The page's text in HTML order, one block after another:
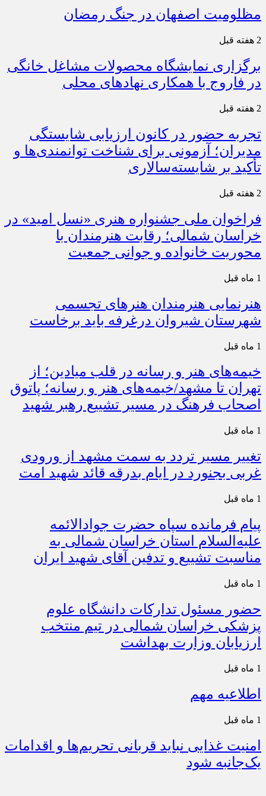
مظلومیت اصفهان در جنگ رمضان
2 هفته قبل
برگزاری نمایشگاه محصولات مشاغل خانگی
در فاروج با همکاری نهادهای محلی
2 هفته قبل
تجربه حضور در کانون ارزیابی شایستگی
مدیران؛ آزمونی برای شناخت توانمندی‌ها و
تأکید بر شایسته‌سالاری
2 هفته قبل
فراخوان ملی جشنواره هنری «نسل امید» در
خراسان شمالی؛ رقابت هنرمندان با
محوریت خانواده و جوانی جمعیت
1 ماه قبل
هنرنمایی هنرمندان هنرهای تجسمی
شهرستان شیروان درغرفه باید برخاست
1 ماه قبل
خیمه‌های هنر و رسانه در قلب میادین؛ از
تهران تا مشهد/خیمه‌های هنر و رسانه؛ پاتوق
اصحاب فرهنگ در مسیر تشییع رهبر شهید
1 ماه قبل
تغییر مسیر تردد به سمت مشهد از ورودی
غربی بجنورد در ایام بدرقه قائد شهید امت
1 ماه قبل
پیام فرمانده سپاه حضرت جوادالائمه
علیه‌السلام استان خراسان شمالی به
مناسبت تشییع و تدفین آقای شهید ایران
1 ماه قبل
حضور مسئول تدارکات دانشگاه علوم
پزشکی خراسان شمالی در تیم منتخب
ارزیابان وزارت بهداشت
1 ماه قبل
اطلاعیه مهم
1 ماه قبل
امنیت غذایی نباید قربانی تحریم‌ها و اقدامات
یک‌جانبه شود